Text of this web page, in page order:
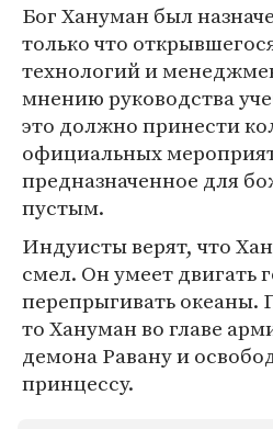
Бог Хануман был
только что
технологий и
мнению руководства
это должно принести
официальных
предназначенное для
пустым.
Индуисты верят, что
смел. Он умеет двигать
перепрыгивать океаны.
то Хануман во главе
демона Равану и
принцессу.